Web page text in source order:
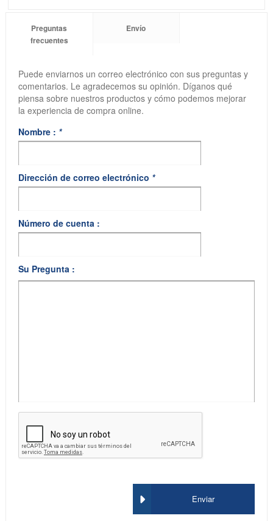
Preguntas
frecuentes
Envío
Puede enviarnos un correo electrónico con sus preguntas y
comentarios. Le agradecemos su opinión. Díganos qué
piensa sobre nuestros productos y cómo podemos mejorar
la experiencia de compra online.
Nombre : *
Dirección de correo electrónico *
Número de cuenta :
Su Pregunta :
Enviar